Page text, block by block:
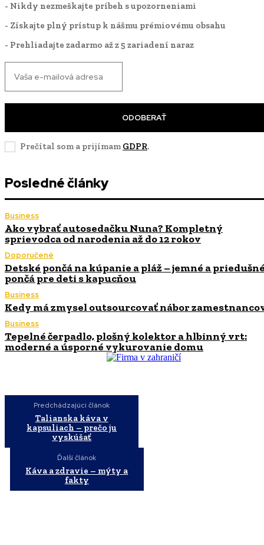
- Nikdy nezmeškajte príbeh s upozorneniami
- Získajte plný prístup k nášmu prémiovému obsahu
- Prehliadajte zadarmo až z 5 zariadení naraz
ODOBERAŤ
Prečítal som a prijímam GDPR.
Posledné články
Business
Ako vybrať autosedačku Nuna? Kompletný
sprievodca od narodenia až do 12 rokov
Doporučené
Detské pončá na kúpanie a pláž – jemné a
pončá pre deti s kapucňou
Business
Kedy má zmysel outsourcovať nábor
Business
Tepelné čerpadlo, plošný kolektor a hlbinný vrt:
moderné a úsporné vykurovanie domu
Predchádzajúci článok
Talianska káva v
kapsuliach – prečo ju
vyskúšať
Ďalší článok
Káva a zdravie – mýty a
fakty